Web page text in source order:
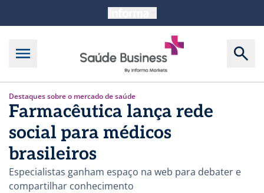
Destaques sobre o mercado de saúde
Farmacêutica lança rede
social para médicos
brasileiros
Especialistas ganham espaço na web para debater e
compartilhar conhecimento